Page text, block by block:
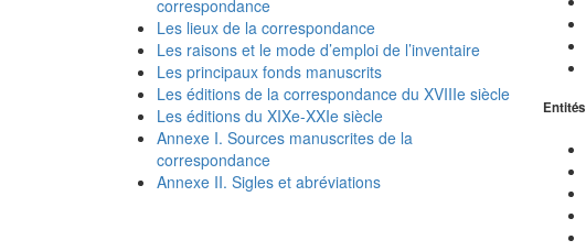
correspondance
Les lieux de la correspondance
Les raisons et le mode d’emploi de l’inventaire
Les principaux fonds manuscrits
Les éditions de la correspondance du XVIIIe siècle
Les éditions du XIXe-XXIe siècle
Annexe I. Sources manuscrites de la
correspondance
Annexe II. Sigles et abréviations
Entités